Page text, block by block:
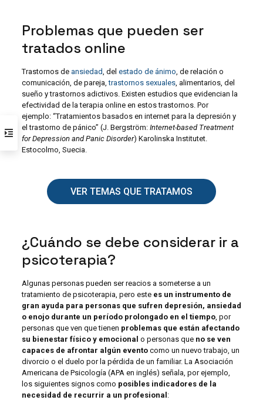
Problemas que pueden ser
tratados online
Trastornos de ansiedad, del estado de ánimo, de relación o
comunicación, de pareja,trastornos sexuales, alimentarios, del
sueño y trastornos adictivos. Existen estudios que evidencian la
efectividad de la terapia online en estos trastornos. Por
ejemplo: “Tratamientos basados ​​en internet para la depresión y
el trastorno de pánico” (J. Bergström: Internet-based Treatment
for Depression and Panic Disorder) Karolinska Institutet.
Estocolmo, Suecia.
VER TEMAS QUE TRATAMOS
¿Cuándo se debe considerar ir a
psicoterapia?
Algunas personas pueden ser reacios a someterse a un
tratamiento de psicoterapia, pero este es un instrumento de
gran ayuda para personas que sufren depresión, ansiedad
o enojo durante un período prolongado en el tiempo, por
personas que ven que tienen problemas que están afectando
su bienestar físico y emocional o personas que no se ven
capaces de afrontar algún eventocomo un nuevo trabajo, un
divorcio o el duelo por la pérdida de un familiar. La Asociación
Americana de Psicología (APA en inglés) señala, por ejemplo,
los siguientes signos como posibles indicadores de la
necesidad de recurrir a un profesional :